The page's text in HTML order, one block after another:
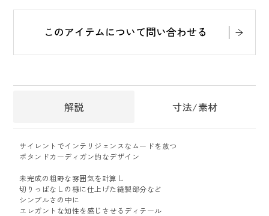
このアイテムについて問い合わせる
解説 寸法/素材
サイレントでインテリジェンスなムードを放つ
ボタンドカーディガン的なデザイン
未完成の粗野な雰囲気を計算し
切りっぱなしの様に仕上げた縫製部分など
シンプルさの中に
エレガントな知性を感じさせるディテール